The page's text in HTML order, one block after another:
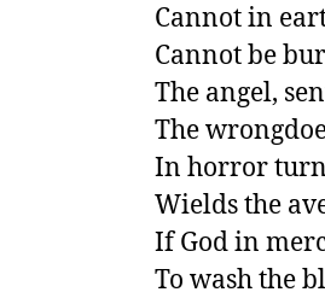
Cannot in
Cannot be
The angel,
The
In horror
Wields the
If God in
To wash the